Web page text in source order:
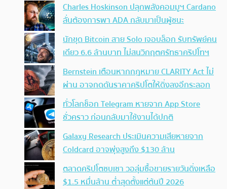
Charles Hoskinson ปลุกพลังคอมมูฯ Cardano
ลั่นต้องการพา ADA กลับมาเป็นผู้ชนะ
นักขุด Bitcoin สาย Solo เจอบล็อก รับทรัพย์คน
เดียว 6.6 ล้านบาท ไม่สนวิกฤตศรัทธาคริปโทฯ
Bernstein เตือนหากกฎหมาย CLARITY Act ไม่
ผ่าน อาจกดดันราคาคริปโตให้ดิ่งลงอีกระลอก
ทั่วโลกช็อก Telegram หายจาก App Store
ชั่วคราว ก่อนกลับมาใช้งานได้ปกติ
Galaxy Research ประเมินความเสียหายจาก
Coldcard อาจพุ่งสูงถึง $130 ล้าน
ตลาดคริปโตซบเซา วอลุ่มซื้อขายรายวันดิ่งเหลือ
$1.5 หมื่นล้าน ต่ำสุดตั้งแต่ต้นปี 2026